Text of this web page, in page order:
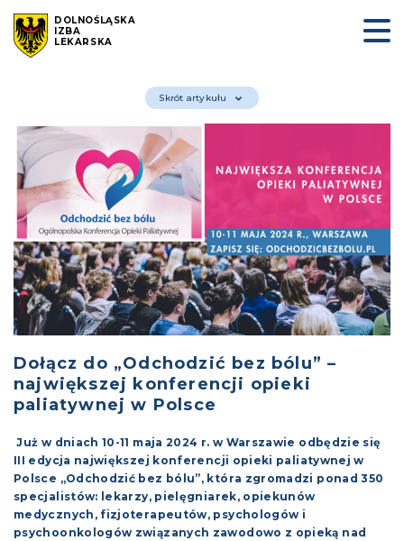
DOLNOŚLĄSKA
IZBA
LEKARSKA
Skrót artykułu
Dołącz do „Odchodzić bez bólu” –
największej konferencji opieki
paliatywnej w Polsce
Już w dniach 10-11 maja 2024 r. w Warszawie odbędzie się
III edycja największej konferencji opieki paliatywnej w
Polsce „Odchodzić bez bólu”, która zgromadzi ponad 350
specjalistów: lekarzy, pielęgniarek, opiekunów
medycznych, fizjoterapeutów, psychologów i
psychoonkologów związanych zawodowo z opieką nad